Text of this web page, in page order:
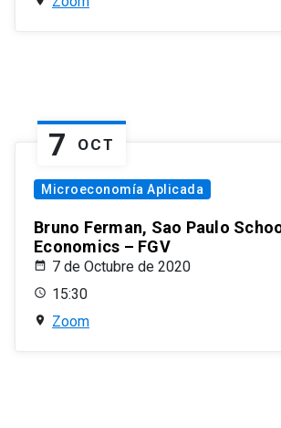
7 OCT
Microeconomía Aplicada
Bruno Ferman, Sao Paulo
Economics – FGV
7 de Octubre de 2020
15:30
Zoom